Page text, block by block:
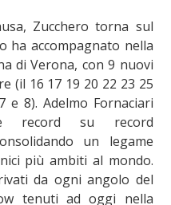
Zucchero torna sul
ha accompagnato nella
di Verona, con 9 nuovi
(il 16 17 19 20 22 23 25
8). Adelmo Fornaciari
record su record
un legame
più ambiti al mondo.
da ogni angolo del
tenuti ad oggi nella